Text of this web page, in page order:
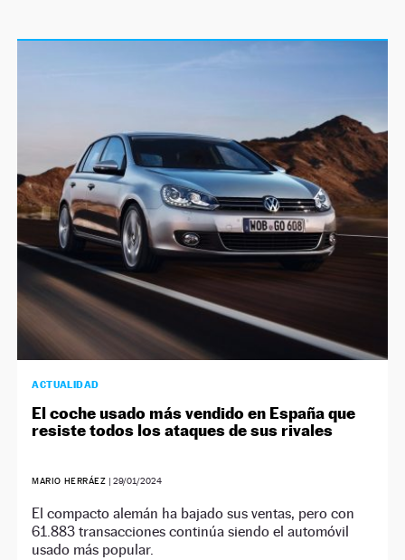
ACTUALIDAD
El coche usado más vendido en España que
resiste todos los ataques de sus rivales
MARIO HERRÁEZ | 29/01/2024
El compacto alemán ha bajado sus ventas, pero con
61.883 transacciones continúa siendo el automóvil
usado más popular.